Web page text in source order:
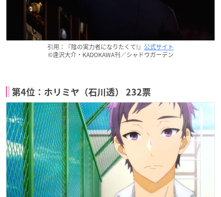
引用：『陰の実力者になりたくて!』 公式サイト
©逢沢大介・KADOKAWA刊／シャドウガーデン
第4位：ホリミヤ（石川透） 232票